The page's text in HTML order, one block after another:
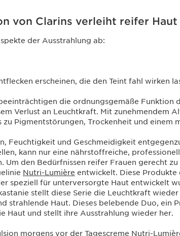
von Clarins verleiht reifer
der Ausstrahlung ab:
erscheinen, die den Teint fahl wirken
die ordnungsgemäße Funktion
Verlust an Leuchtkraft. Mit zunehmendem
Pigmentstörungen, Trockenheit und einem
Feuchtigkeit und Geschmeidigkeit
kann nur eine nährstoffreiche,
Um den Bedürfnissen reifer Frauen gerecht
Nutri-Lumière entwickelt. Diese
speziell für unterversorgte Haut entwickelt
stellt diese Serie die Leuchtkraft
strahlende Haut. Dieses belebende Duo, ein
Haut und stellt ihre Ausstrahlung wieder her.
morgens vor der Tagescreme Nutri-